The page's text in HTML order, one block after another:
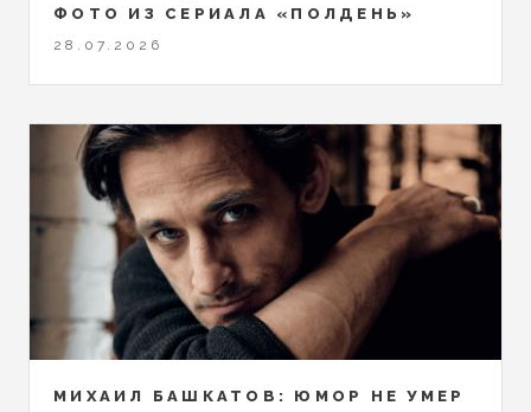
ФОТО ИЗ СЕРИАЛА «ПОЛДЕНЬ»
28.07.2026
МИХАИЛ БАШКАТОВ: ЮМОР НЕ УМЕР